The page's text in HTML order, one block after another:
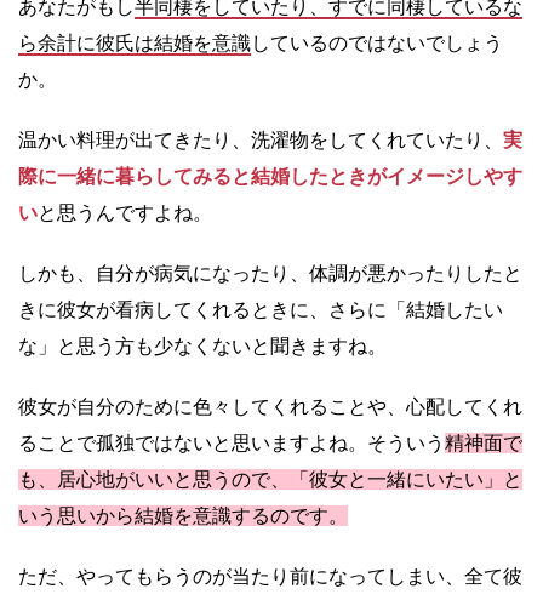
あなたがもし半同棲をしていたり、すでに同棲しているな
ら余計に彼氏は結婚を意識しているのではないでしょう
か。
温かい料理が出てきたり、洗濯物をしてくれていたり、 実
際に一緒に暮らしてみると結婚したときがイメージしやす
いと思うんですよね。
しかも、自分が病気になったり、体調が悪かったりしたと
きに彼女が看病してくれるときに、さらに「結婚したい
な」と思う方も少なくないと聞きますね。
彼女が自分のために色々してくれることや、心配してくれ
ることで孤独ではないと思いますよね。そういう 精神面で
も、居心地がいいと思うので、「彼女と一緒にいたい」と
いう思いから結婚を意識するのです。
ただ、やってもらうのが当たり前になってしまい、全て彼